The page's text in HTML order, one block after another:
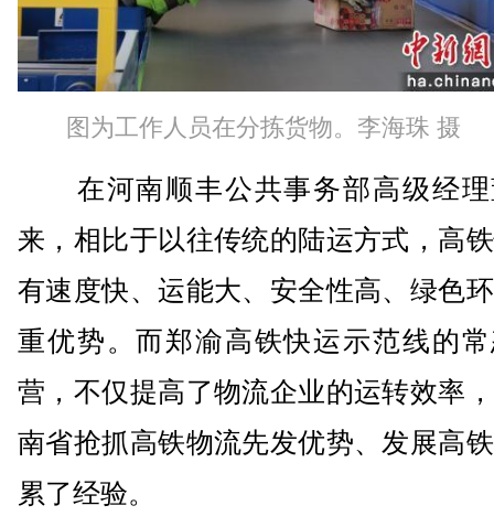
图为工作人员在分拣货物。李海珠 摄
在河南顺丰公共事务部高级经理
来，相比于以往传统的陆运方式，高
有速度快、运能大、安全性高、绿色
重优势。而郑渝高铁快运示范线的
营，不仅提高了物流企业的运转效率
南省抢抓高铁物流先发优势、发展高
累了经验。